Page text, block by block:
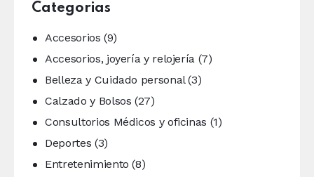
Categorias
Accesorios (9)
Accesorios, joyería y relojería (7)
Belleza y Cuidado personal (3)
Calzado y Bolsos (27)
Consultorios Médicos y oficinas (1)
Deportes (3)
Entretenimiento (8)